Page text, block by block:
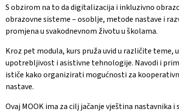
S obzirom na to da digitalizacija i inkluzivno
obrazovne sisteme – osoblje, metode nastave i
promjena u svakodnevnom životu u školama.
Kroz pet modula, kurs pruža uvid u različite
upotrebljivost i asistivne tehnologije. Navodi i
ističe kako organizirati mogućnosti za
nastave.
Ovaj MOOK ima za cilj jačanje vještina